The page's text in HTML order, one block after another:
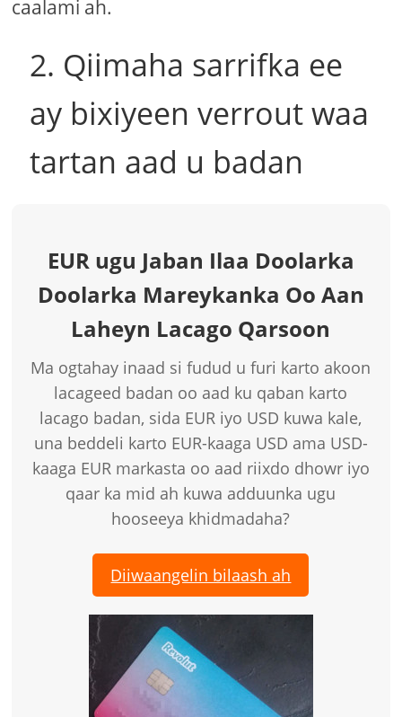
caalami ah.
2. Qiimaha sarrifka ee
ay bixiyeen verrout waa
tartan aad u badan
EUR ugu Jaban Ilaa Doolarka
Doolarka Mareykanka Oo Aan
Laheyn Lacago Qarsoon
Ma ogtahay inaad si fudud u furi karto akoon
lacageed badan oo aad ku qaban karto
lacago badan, sida EUR iyo USD kuwa kale,
una beddeli karto EUR-kaaga USD ama USD-
kaaga EUR markasta oo aad riixdo dhowr iyo
qaar ka mid ah kuwa adduunka ugu
hooseeya khidmadaha?
Diiwaangelin bilaash ah